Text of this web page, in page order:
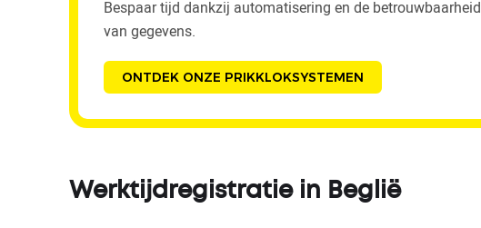
Bespaar tijd dankzij automatisering en de betrouwbaarheid
van gegevens.
ONTDEK ONZE PRIKKLOKSYSTEMEN
Werktijdregistratie in Beglië